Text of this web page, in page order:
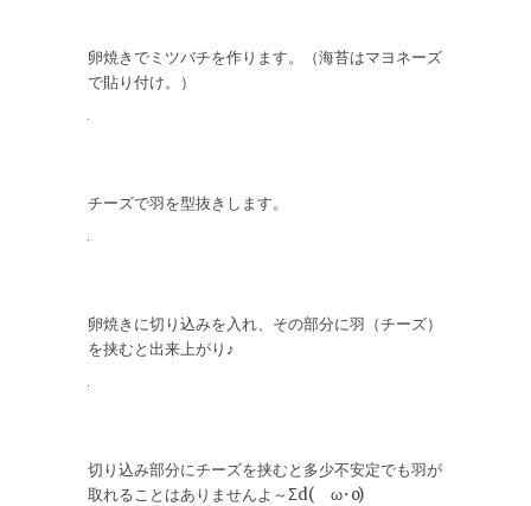
卵焼きでミツバチを作ります。（海苔はマヨネーズ
で貼り付け。）
チーズで羽を型抜きします。
卵焼きに切り込みを入れ、その部分に羽（チーズ）
を挟むと出来上がり♪
切り込み部分にチーズを挟むと多少不安定でも羽が
取れることはありませんよ～Σd(ゝω･o)